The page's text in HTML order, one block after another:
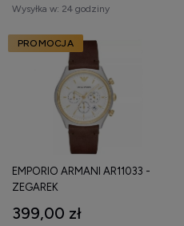
Wysyłka w: 24 godziny
EMPORIO ARMANI AR11033 -
ZEGAREK
399,00 zł
PROMOCJA